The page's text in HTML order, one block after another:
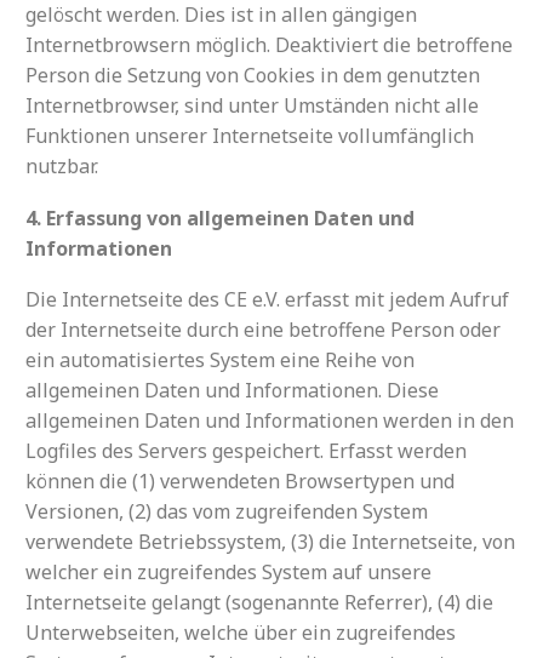
gelöscht werden. Dies ist in allen gängigen
Internetbrowsern möglich. Deaktiviert die betroffene
Person die Setzung von Cookies in dem genutzten
Internetbrowser, sind unter Umständen nicht alle
Funktionen unserer Internetseite vollumfänglich
nutzbar.
4. Erfassung von allgemeinen Daten und
Informationen
Die Internetseite des CE e.V. erfasst mit jedem Aufruf
der Internetseite durch eine betroffene Person oder
ein automatisiertes System eine Reihe von
allgemeinen Daten und Informationen. Diese
allgemeinen Daten und Informationen werden in den
Logfiles des Servers gespeichert. Erfasst werden
können die (1) verwendeten Browsertypen und
Versionen, (2) das vom zugreifenden System
verwendete Betriebssystem, (3) die Internetseite, von
welcher ein zugreifendes System auf unsere
Internetseite gelangt (sogenannte Referrer), (4) die
Unterwebseiten, welche über ein zugreifendes